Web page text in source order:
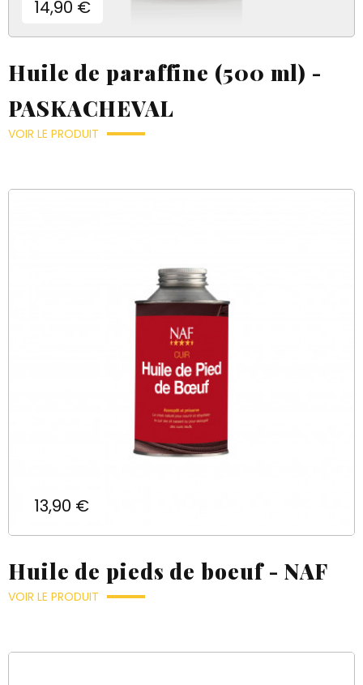
14,90 €
Huile de paraffine (500 ml) -
PASKACHEVAL
VOIR LE PRODUIT
Prix
13,90 €
Huile de pieds de boeuf - NAF
VOIR LE PRODUIT